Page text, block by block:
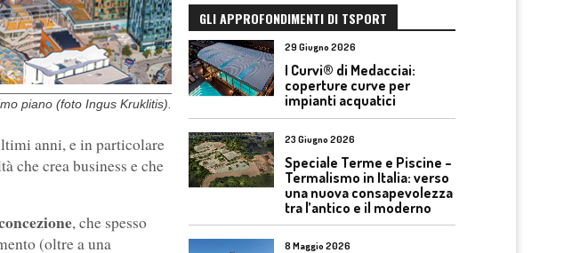
piano (foto Ingus Kruklitis).
anni, e in particolare
che crea business e che
, che spesso
(oltre a una
GLI APPROFONDIMENTI DI TSPORT
29 Giugno 2026
I Curvi® di Medacciai:
coperture curve per
impianti acquatici
23 Giugno 2026
Speciale Terme e Piscine –
Termalismo in Italia: verso
una nuova consapevolezza
tra l’antico e il moderno
8 Maggio 2026